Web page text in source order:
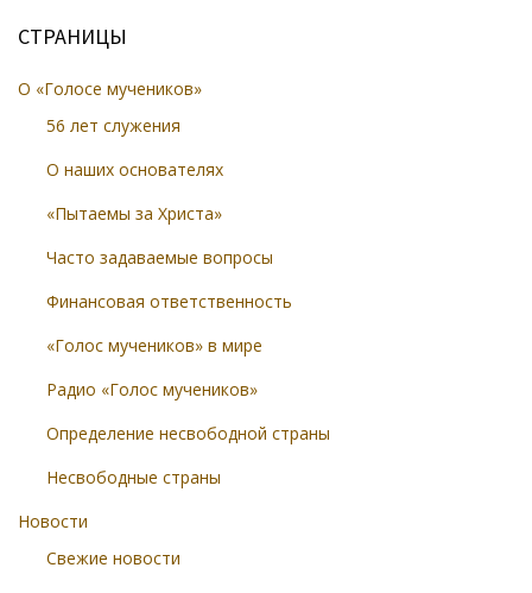
СТРАНИЦЫ
О «Голосе мучеников»
56 лет служения
О наших основателях
«Пытаемы за Христа»
Часто задаваемые вопросы
Финансовая ответственность
«Голос мучеников» в мире
Радио «Голос мучеников»
Определение несвободной страны
Несвободные страны
Новости
Свежие новости